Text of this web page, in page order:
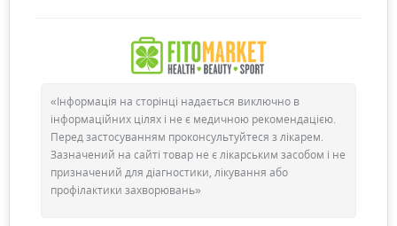
«Інформація на сторінці надається виключно в
інформаційних цілях і не є медичною рекомендацією.
Перед застосуванням проконсультуйтеся з лікарем.
Зазначений на сайті товар не є лікарським засобом і не
призначений для діагностики, лікування або
профілактики захворювань»